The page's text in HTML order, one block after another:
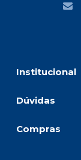
Institucional
Dúvidas
Compras